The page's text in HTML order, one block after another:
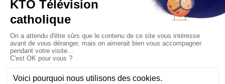
La visite pastorale du pape Léon
XIV à Assise à suivre sur KTO le
jeudi 6 août
Le pape en Uruguay, Argentine et